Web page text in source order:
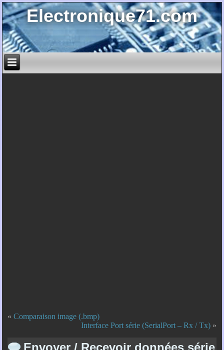
Electronique71.com
«Comparaison image (.bmp)
Interface Port série (SerialPort – Rx / Tx)»